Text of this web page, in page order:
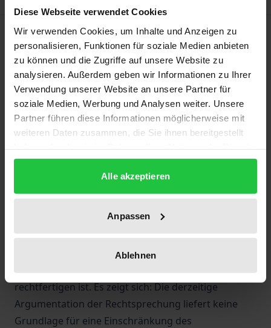
Diese Webseite verwendet Cookies
Wir verwenden Cookies, um Inhalte und Anzeigen zu
personalisieren, Funktionen für soziale Medien anbieten
zu können und die Zugriffe auf unsere Website zu
analysieren. Außerdem geben wir Informationen zu Ihrer
Verwendung unserer Website an unsere Partner für
soziale Medien, Werbung und Analysen weiter. Unsere
Partner führen diese Informationen möglicherweise mit
weiteren Daten zusammen, die Sie ihnen bereitgestellt
gesammelt haben.
Alle akzeptieren
Anpassen
Ablehnen
Description
Die Rechtsprechung des BGH zum
Widerspruchserfordernis gehört zu den
umstrittensten Problemen des aktuellen
Strafverfahrensrechts. Dennoch müssen sich
Strafverteidiger und ihre Mandanten auf die
Das Werk beschreibt die Entwicklung des
Rechtsinstituts anhand der zugrundeliegenden
Rechtsprechung und zeigt die verschiedenen
Fallgruppen sowie die unterschiedlichen
Begründungsmodelle auf. Vor diesem Hintergrund
untersucht es, ob das Rechtsinstitut dogmatisch zu
rechtfertigen ist. Es zeigt sich: Die derzeitige
Argumentation der Rechtsprechung liefert keine
Grundlage für eine Einschränkung des